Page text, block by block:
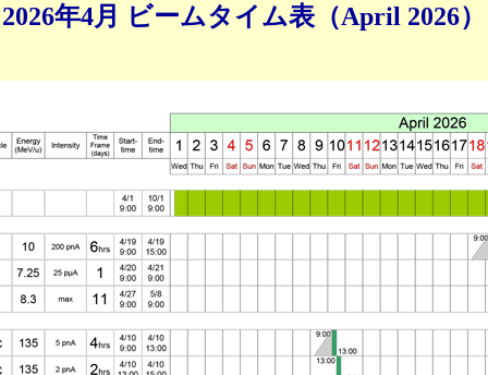
年4月 ビームタイム表（April 2026